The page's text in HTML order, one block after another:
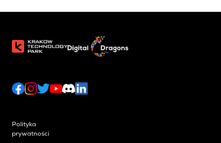
Polityka
prywatności